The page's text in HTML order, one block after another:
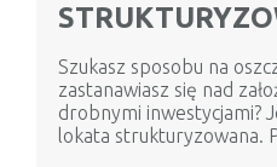
Szukasz sposobu na
zastanawiasz się nad
drobnymi inwestycjami?
lokata strukturyzowana.